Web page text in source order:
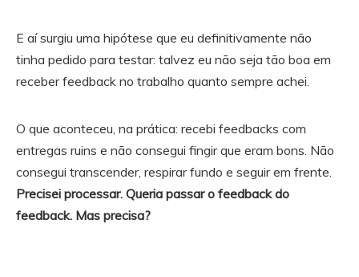
E aí surgiu uma hipótese que eu definitivamente não
tinha pedido para testar: talvez eu não seja tão boa em
receber feedback no trabalho quanto sempre achei.
O que aconteceu, na prática: recebi feedbacks com
entregas ruins e não consegui fingir que eram bons. Não
consegui transcender, respirar fundo e seguir em frente.
Precisei processar. Queria passar o feedback do
feedback. Mas precisa?